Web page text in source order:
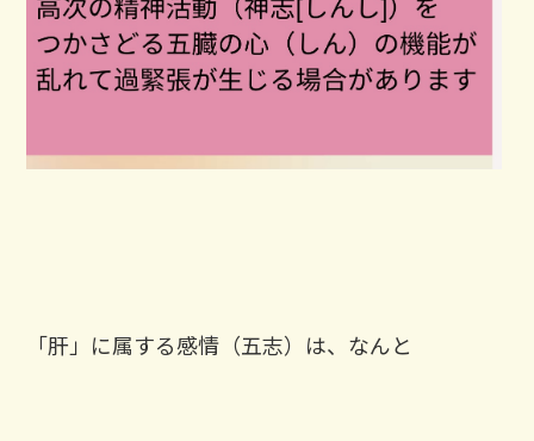
「肝」に属する感情（五志）は、なんと